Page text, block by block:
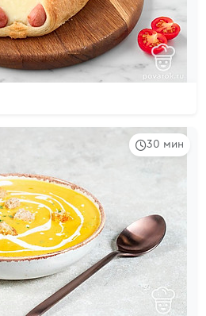
30 мин